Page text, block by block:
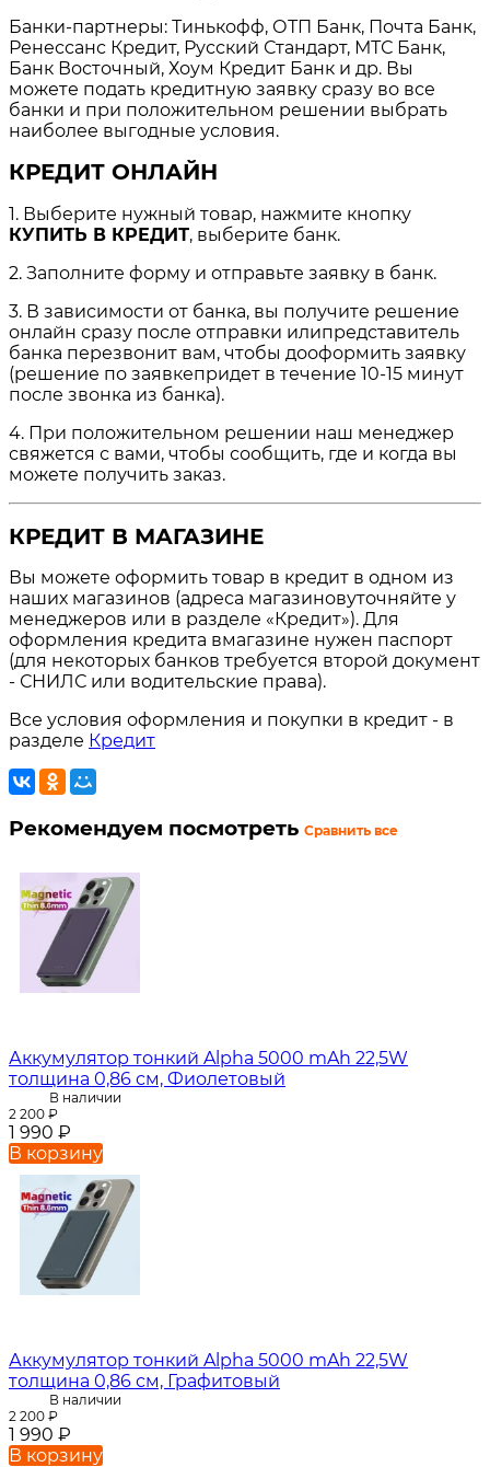
Банки-партнеры: Тинькофф, ОТП Банк, Почта Банк,
Ренессанс Кредит, Русский Стандарт, МТС Банк,
Банк Восточный, Хоум Кредит Банк и др. Вы
можете подать кредитную заявку сразу во все
банки и при положительном решении выбрать
наиболее выгодные условия.
КРЕДИТ ОНЛАЙН
1. Выберите нужный товар, нажмите кнопку
КУПИТЬ В КРЕДИТ, выберите банк.
2. Заполните форму и отправьте заявку в банк.
3. В зависимости от банка, вы получите решение
онлайн сразу после отправки илипредставитель
банка перезвонит вам, чтобы дооформить заявку
(решение по заявкепридет в течение 10-15 минут
после звонка из банка).
4. При положительном решении наш менеджер
свяжется с вами, чтобы сообщить, где и когда вы
можете получить заказ.
КРЕДИТ В МАГАЗИНЕ
Вы можете оформить товар в кредит в одном из
наших магазинов (адреса магазиновуточняйте у
менеджеров или в разделе «Кредит»). Для
оформления кредита вмагазине нужен паспорт
(для некоторых банков требуется второй документ
- СНИЛС или водительские права).
Все условия оформления и покупки в кредит - в
разделе Кредит
Рекомендуем посмотреть Сравнить все
Аккумулятор тонкий Alpha 5000 mAh 22,5W
толщина 0,86 см, Фиолетовый
В наличии
2 200 ₽
1 990 ₽
В корзину
Аккумулятор тонкий Alpha 5000 mAh 22,5W
толщина 0,86 см, Графитовый
В наличии
2 200 ₽
1 990 ₽
В корзину